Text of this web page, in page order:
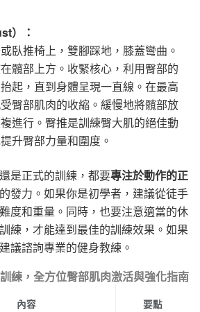
）：
臥推椅上，雙腳踩地，膝蓋彎曲。
髖部上方。收緊核心，利用臀部的
起，直到身體呈現一直線。在最高
受臀部肌肉的收縮。緩慢地將髖部放
進行。臀推是訓練臀大肌的絕佳動
升臀部力量和圍度。
是正式的訓練，都要專注於動作的正
發力。如果你是初學者，建議從徒手
度和重量。同時，也要注意適當的休
練，才能達到最佳的訓練效果。如果
議諮詢專業的健身教練。
練，全方位臀部肌肉激活與強化指南
內容 要點